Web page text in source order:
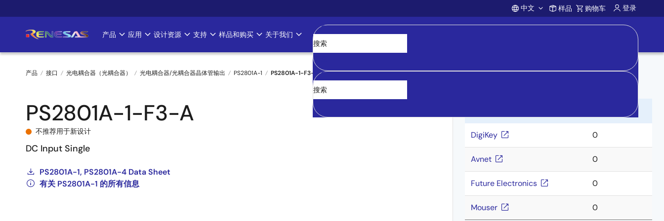
转
要
Account
中文 样品 购物车 登录
Main
navigation
产品 应用 设计资源 支持 样品和购买 关于我们
清空
面
包
屑
产品 接口 光电耦合器（光耦合器） 光电耦合器/光耦合器晶体管输出 PS2801A-1 PS2801A-1-F3-A
PS2801A-1-F3-A
不推荐用于新设计
DC Input Single
PS2801A-1, PS2801A-4 Data Sheet
有关 PS2801A-1 的所有信息
DigiKey 0
Avnet 0
Future Electronics 0
Mouser 0